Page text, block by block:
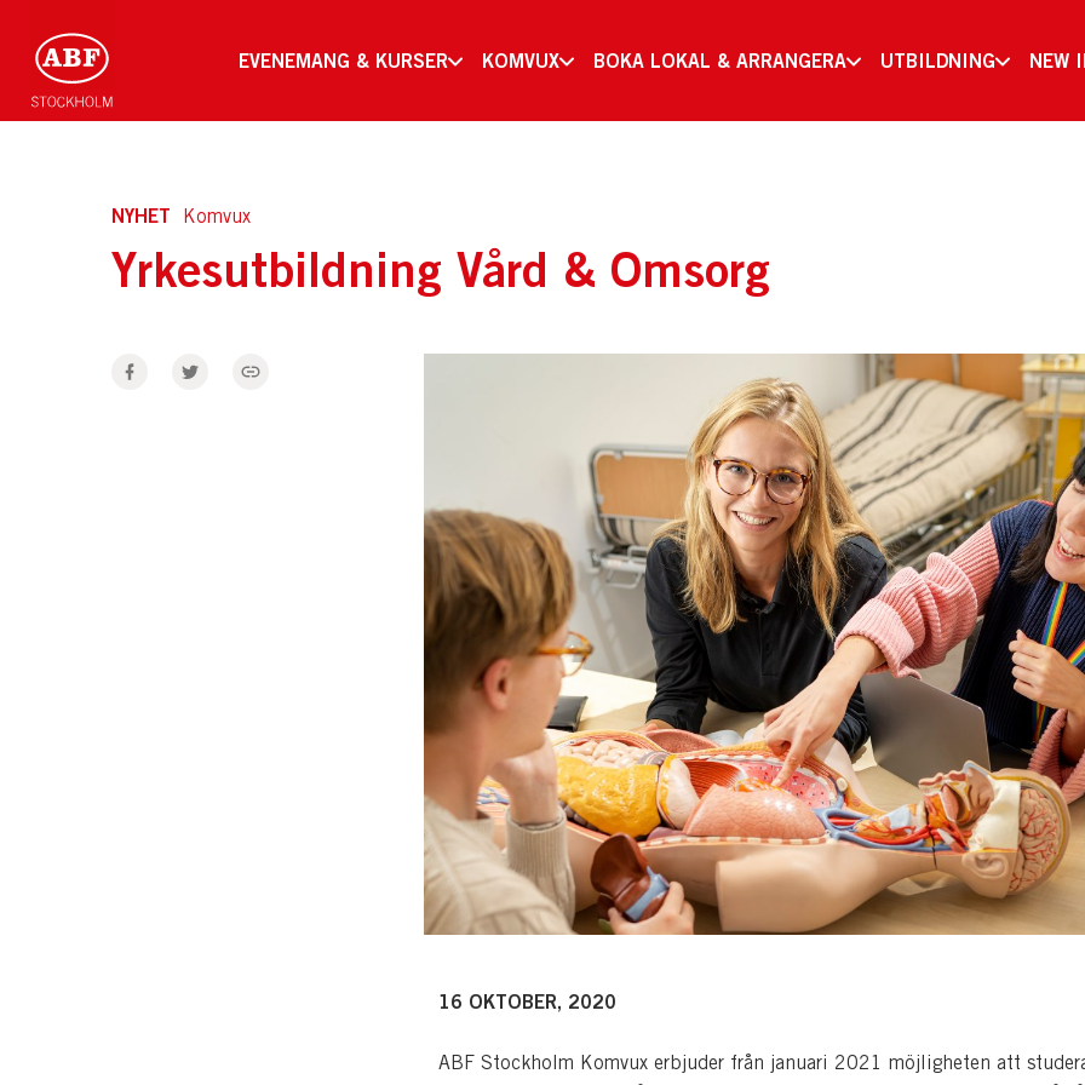
EVENEMANG & KURSER KOMVUX BOKA LOKAL & ARRANGERA UTBILDNING NEW
NYHET Komvux
Yrkesutbildning Vård & Omsorg
16 OKTOBER, 2020
ABF Stockholm Komvux erbjuder från januari 2021 möjligheten att